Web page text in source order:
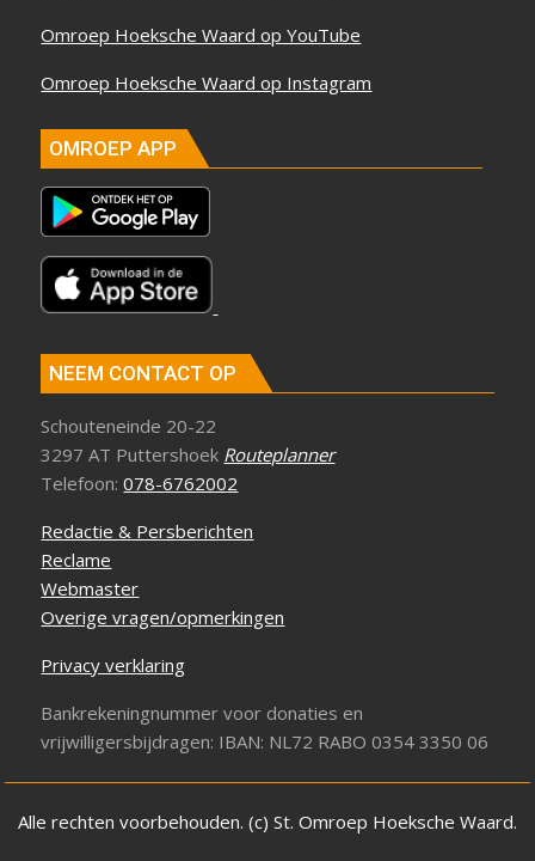
Omroep Hoeksche Waard op YouTube
Omroep Hoeksche Waard op Instagram
OMROEP APP
NEEM CONTACT OP
Schouteneinde 20-22
3297 AT Puttershoek Routeplanner
Telefoon:078-6762002
Redactie & Persberichten
Reclame
Webmaster
Overige vragen/opmerkingen
Privacy verklaring
Bankrekeningnummer voor donaties en
vrijwilligersbijdragen: IBAN: NL72 RABO 0354 3350 06
Alle rechten voorbehouden. (c) St. Omroep Hoeksche Waard.